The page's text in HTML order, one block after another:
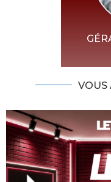
VOUS